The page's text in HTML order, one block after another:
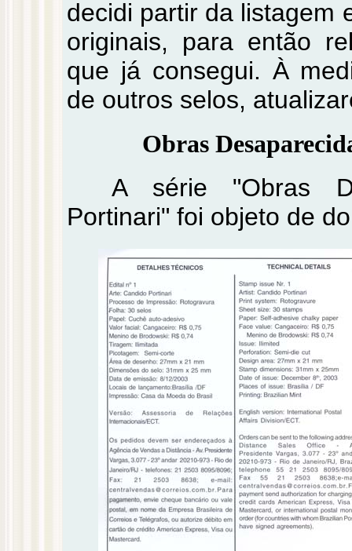
decidi partir da listagem
originais, para então
que já consegui. À
de outros selos,
Obras
A série "Obras
Portinari" foi objeto de